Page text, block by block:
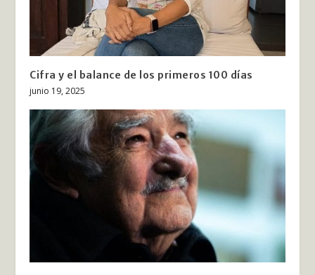
Cifra y el balance de los primeros 100 días
junio 19, 2025